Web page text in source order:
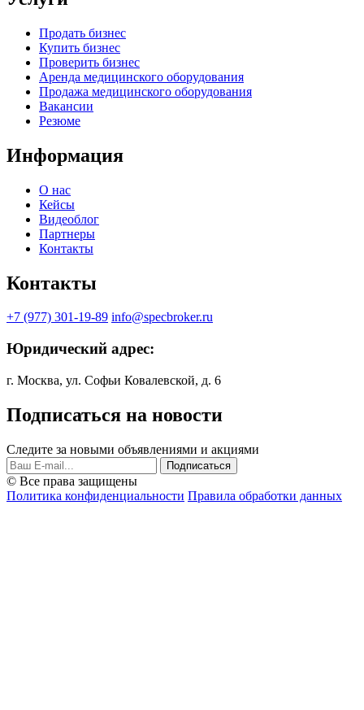
Продать бизнес
Купить бизнес
Проверить бизнес
Аренда медицинского оборудования
Продажа медицинского оборудования
Вакансии
Резюме
Информация
О нас
Кейсы
Видеоблог
Партнеры
Контакты
Контакты
+7 (977) 301-19-89 info@specbroker.ru
Юридический адрес:
г. Москва, ул. Софьи Ковалевской, д. 6
Подписаться на новости
Следите за новыми объявлениями и акциями
Подписаться
© Все права защищены
Политика конфиденциальности Правила обработки данных